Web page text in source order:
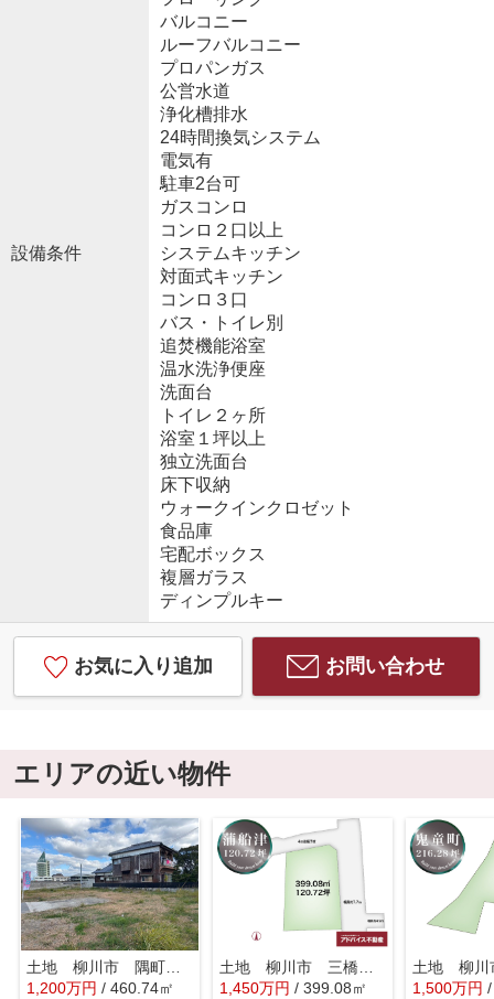
設備条件
バルコニー
ルーフバルコニー
プロパンガス
公営水道
浄化槽排水
24時間換気システム
電気有
駐車2台可
ガスコンロ
コンロ２口以上
システムキッチン
対面式キッチン
コンロ３口
バス・トイレ別
追焚機能浴室
温水洗浄便座
洗面台
トイレ２ヶ所
浴室１坪以上
独立洗面台
床下収納
ウォークインクロゼット
食品庫
宅配ボックス
複層ガラス
ディンプルキー
お気に入り追加 お問い合わせ
エリアの近い物件
土地 柳川市 隅町 分譲地
1,200万円 / 460.74㎡
土地 柳川市 三橋町蒲船津1040-1
1,450万円 / 399.08㎡ 1,500万円